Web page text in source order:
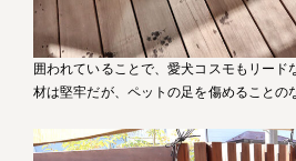
囲われていることで、愛犬コスモもリード
材は堅牢だが、ペットの足を傷めることの